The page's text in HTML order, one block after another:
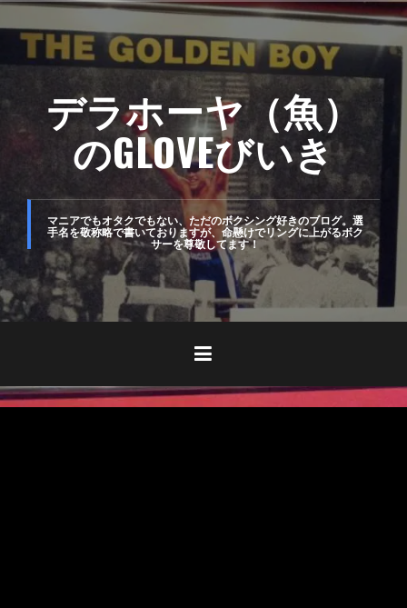
ン
キ
プ
デラホーヤ（魚）
のGLOVEびいき
マニアでもオタクでもない、ただのボクシング好きのブログ。選
手名を敬称略で書いておりますが、命懸けでリングに上がるボク
サーを尊敬してます！